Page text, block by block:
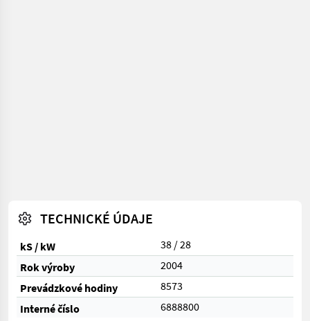
TECHNICKÉ ÚDAJE
kS / kW
38 / 28
Rok výroby
2004
Prevádzkové hodiny
8573
Interné číslo
6888800